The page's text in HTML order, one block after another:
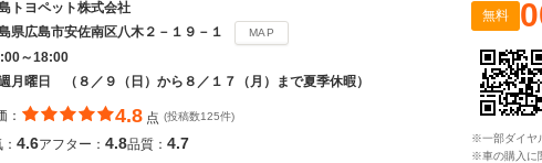
トヨペット株式会社
県広島市安佐南区八木２－１９－１ MAP
～18:00
月曜日 （８／９（日）から８／１７（月）まで夏季休暇）
： 4.8 点 (投稿数125件)
4.6アフター： 4.8品質： 4.7
無料
※一部ダイヤ
※車の購入に